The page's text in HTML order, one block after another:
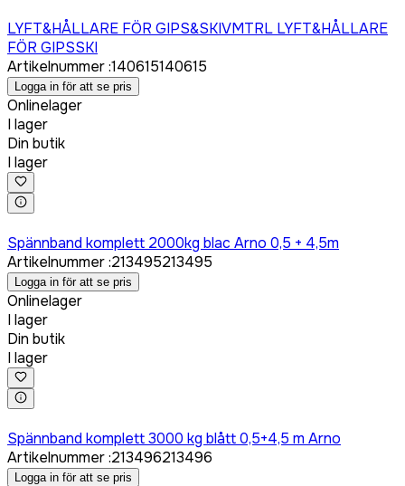
LYFT&HÅLLARE FÖR GIPS&SKIVMTRL LYFT&HÅLLARE
FÖR GIPSSKI
Artikelnummer:140615140615
Logga in för att se pris
Onlinelager
I lager
Din butik
I lager
Spännband komplett 2000kg blac Arno 0,5 + 4,5m
Artikelnummer:213495213495
Logga in för att se pris
Onlinelager
I lager
Din butik
I lager
Spännband komplett 3000 kg blått 0,5+4,5 m Arno
Artikelnummer:213496213496
Logga in för att se pris